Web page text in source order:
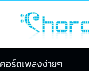
คอร์ดเพลงง่ายๆ